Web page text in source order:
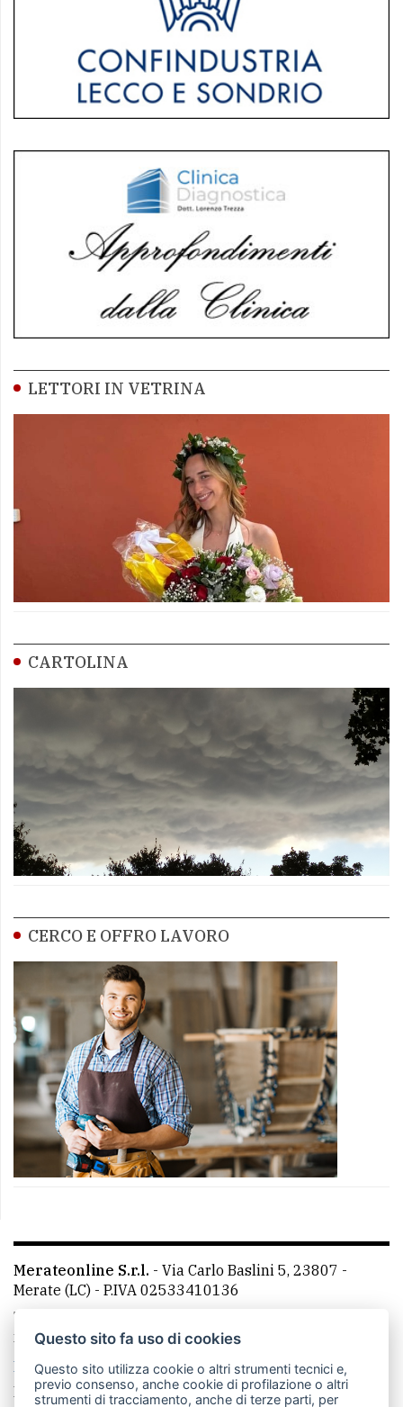
LETTORI IN VETRINA
CARTOLINA
CERCO E OFFRO LAVORO
Merateonline S.r.l. - Via Carlo Baslini 5, 23807 -
Merate (LC) - P.IVA 02533410136
Telefono:
mail: redazione@merateonline.it
La redazione
CasateOnline LeccoOnline
RSS
Made by VIP
Questo sito fa uso di cookies
Questo sito utilizza cookie o altri strumenti tecnici e,
previo consenso, anche cookie di profilazione o altri
strumenti di tracciamento, anche di terze parti, per